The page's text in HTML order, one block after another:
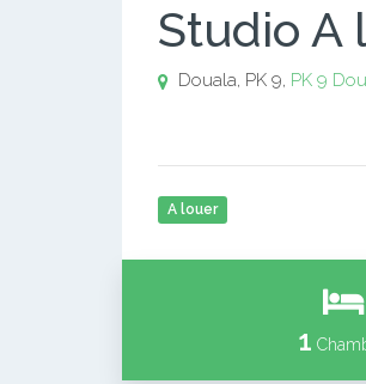
Studio A
Douala, PK 9, PK 9
A louer
1